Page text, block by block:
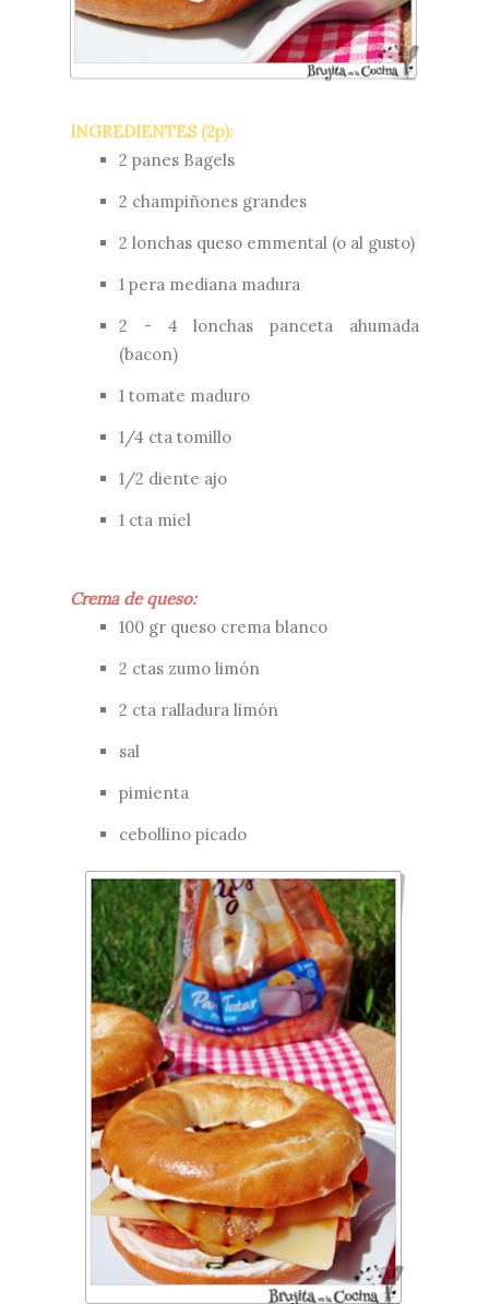
INGREDIENTES (2p):
2 panes Bagels
2 champiñones grandes
2 lonchas queso emmental (o al gusto)
1 pera mediana madura
2 - 4 lonchas panceta ahumada
(bacon)
1 tomate maduro
1/4 cta tomillo
1/2 diente ajo
1 cta miel
Crema de queso:
100 gr queso crema blanco
2 ctas zumo limón
2 cta ralladura limón
sal
pimienta
cebollino picado